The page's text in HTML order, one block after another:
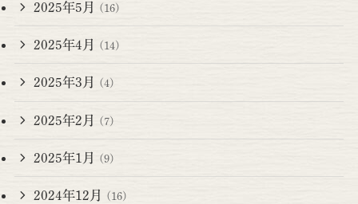
2025年5月 (16)
2025年4月 (14)
2025年3月 (4)
2025年2月 (7)
2025年1月 (9)
2024年12月 (16)